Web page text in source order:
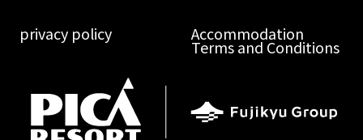
​ ​privacy policy​ ​ Accommodation
Terms and Conditions